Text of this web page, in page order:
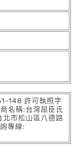
148 許可執照字
名稱:台灣屈臣氏
市松山區八德路
專線: